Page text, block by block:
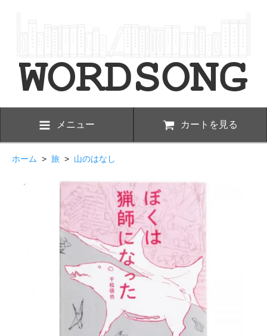
メニュー カートを見る
ホーム > 旅 > 山のはなし